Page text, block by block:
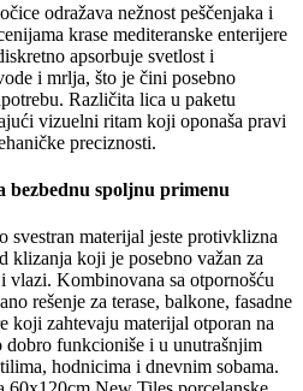
odražava nežnost peščenjaka i
krase mediteranske enterijere
apsorbuje svetlost i
i mrlja, što je čini posebno
Različita lica u paketu
vizuelni ritam koji oponaša pravi
preciznosti.
bezbednu spoljnu primenu
svestran materijal jeste protivklizna
klizanja koji je posebno važan za
vlazi. Kombinovana sa otpornošću
rešenje za terase, balkone, fasadne
koji zahtevaju materijal otporan na
dobro funkcioniše i u unutrašnjim
hodnicima i dnevnim sobama.